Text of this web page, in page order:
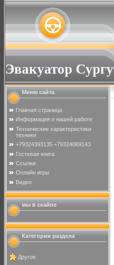
Эвакуатор
Меню сайта
Главная страница
Информация о нашей работе
Технические характеристики
техники
+79324393135 +79324069143
Гостевая книга
Ссылки
Онлайн игры
Видео
мы в скайпе
Категории раздела
Другое